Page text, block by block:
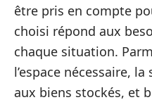
être pris en compte
choisi répond aux
chaque situation.
l’espace nécessaire,
aux biens stockés, et